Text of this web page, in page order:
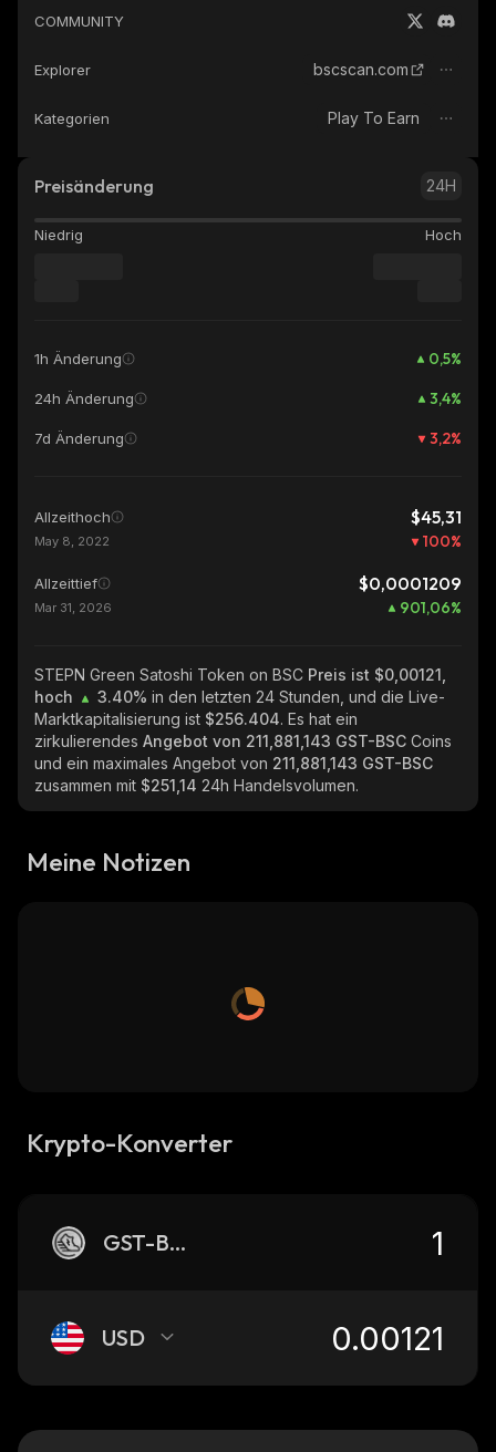
COMMUNITY
Explorer bscscan.com
Kategorien Play To Earn
Preisänderung 24H
Niedrig Hoch
1h Änderung 0,5%
24h Änderung 3,4%
7d Änderung 3,2%
Allzeithoch $45,31
May 8, 2022 100%
Allzeittief $0,0001209
Mar 31, 2026 901,06%
STEPN Green Satoshi Token on BSC Preis ist $0,00121,
hoch
3.40% in den letzten 24 Stunden, und die Live-
Marktkapitalisierung ist $256.404. Es hat ein
zirkulierendes Angebot von 211,881,143 GST-BSC Coins
und ein maximales Angebot von 211,881,143 GST-BSC
zusammen mit $251,14 24h Handelsvolumen.
Meine Notizen
Krypto-Konverter
GST-BSC
USD